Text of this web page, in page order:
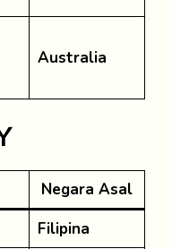
Australia
Negara Asal
Filipina